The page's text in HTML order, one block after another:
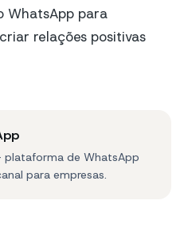
WhatsApp para
relações positivas
plataforma de WhatsApp
para empresas.